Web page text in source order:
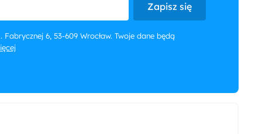
Zapisz się
6, 53-609 Wrocław. Twoje dane będą